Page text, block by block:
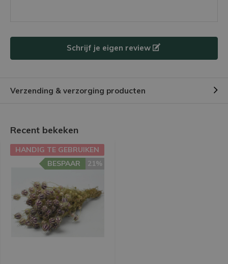
Schrijf je eigen review
Verzending & verzorging producten
Recent bekeken
HANDIG TE GEBRUIKEN
21%
BESPAAR